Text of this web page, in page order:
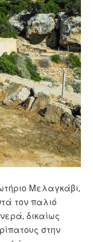
Μελαγκάβι,
τον παλιό
δικαίως
στην